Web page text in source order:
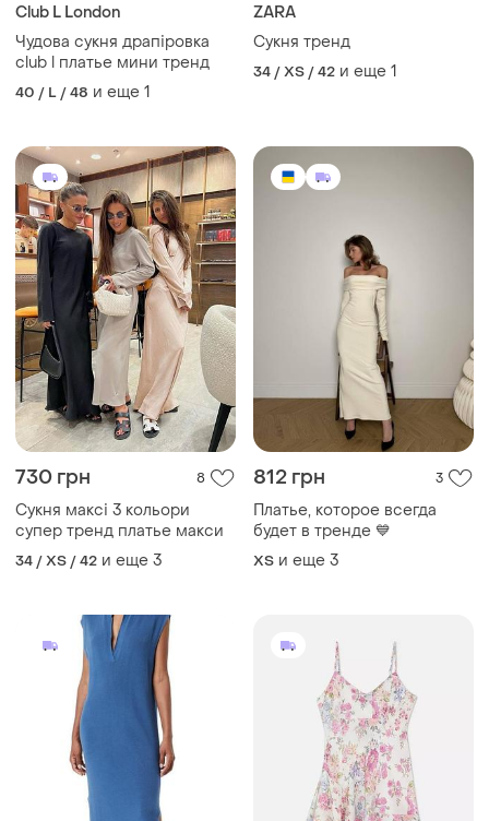
Club L London
Чудова сукня драпіровка
club l платье мини тренд
40 / L / 48 и еще 1
ZARA
Сукня тренд
34 / XS / 42 и еще 1
730 грн 8
Сукня максі 3 кольори
супер тренд платье макси
34 / XS / 42 и еще 3
812 грн 3
Платье, которое всегда
будет в тренде 💙
ХS и еще 3